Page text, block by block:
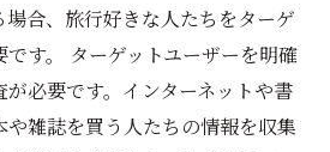
合、旅行好きな人たちをターゲ
す。 ターゲットユーザーを明確
必要です。インターネットや書
雑誌を買う人たちの情報を収集